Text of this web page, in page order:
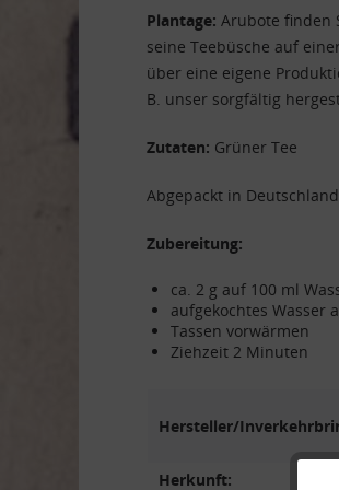
Plantage: Arubote finden
seine Teebüsche auf
über eine eigene
B. unser sorgfältig
Zutaten: Grüner Tee
Abgepackt in Deutschland
Zubereitung:
ca. 2 g auf 100 ml
aufgekochtes Wasser
Tassen vorwärmen
Ziehzeit 2 Minuten
Hersteller/
Herkunft: